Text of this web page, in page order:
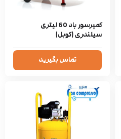
کمپرسور باد 60 لیتری
سیلندری (کوبل)
تماس بگیرید